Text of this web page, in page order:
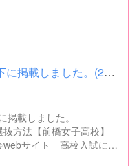
入学者選抜に関する情報を以下に掲載しました。(2026.8.4) ■令和...
載しました。
方法【前橋女子高校】
webサイト 高校入試に関